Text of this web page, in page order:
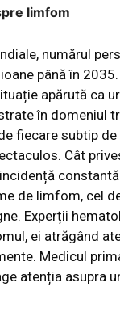
limfom
numărul
până în
apărută ca
în domeniul
fiecare subtip
Cât
de limfom, cel
Experții
ei atrăgând
Medicul
atenția asupra